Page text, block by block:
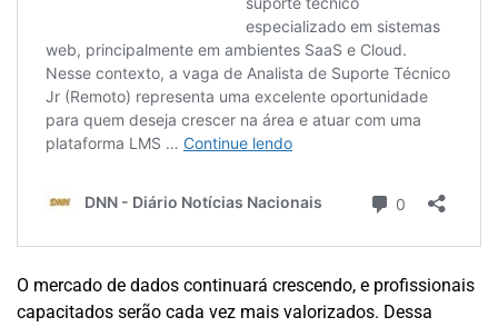
O mercado de dados continuará crescendo, e profissionais
capacitados serão cada vez mais valorizados. Dessa